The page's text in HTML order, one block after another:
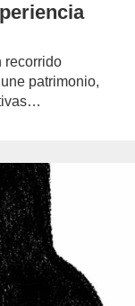
recorrido
patrimonio,